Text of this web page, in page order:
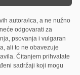
autora/ica, a ne nužno
odgovarati za
psovanja i vulgaran
ali to ne obavezuje
Čitanjem prihvatate
sadržaji koji mogu